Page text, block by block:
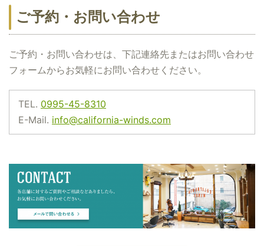
ご予約・お問い合わせ
ご予約・お問い合わせは、下記連絡先またはお問い合わせ
フォームからお気軽にお問い合わせください。
TEL. 0995-45-8310
E-Mail. info@california-winds.com